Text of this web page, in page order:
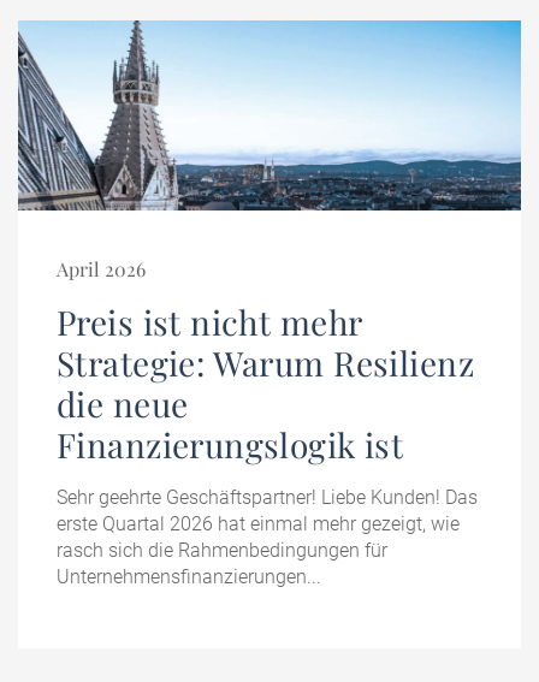
April 2026
Preis ist nicht mehr
Strategie: Warum Resilienz
die neue
Finanzierungslogik ist
Sehr geehrte Geschäftspartner! Liebe Kunden! Das
erste Quartal 2026 hat einmal mehr gezeigt, wie
rasch sich die Rahmenbedingungen für
Unternehmensfinanzierungen...